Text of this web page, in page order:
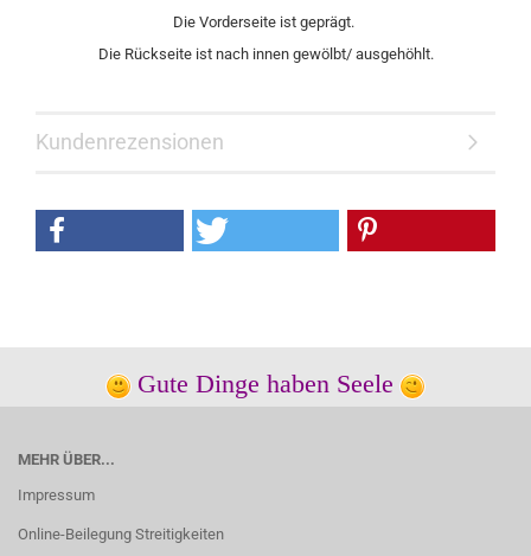
Die Vorderseite ist geprägt.
Die Rückseite ist nach innen gewölbt/ ausgehöhlt.
Kundenrezensionen
Gute Dinge haben Seele
MEHR ÜBER...
Impressum
Online-Beilegung Streitigkeiten